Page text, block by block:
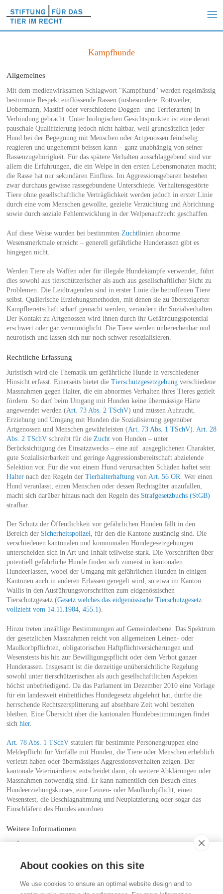
Kampfhunde
Allgemeines
Mit dem medienwirksamen Schlagwort "Kampfhund" werden regelmässig
bestimmte Respekt einflössende Rassen (insbesondere Rottweiler,
Dobermann, Mastiff oder verschiedene Doggen- und Terrierarten) in
Verbindung gebracht. Unter biologischen Gesichtspunkten ist eine derart
pauschale Qualifizierung jedoch nicht haltbar, weil grundsätzlich jeder
Hund bei der Begegnung mit Menschen oder Artgenossen feindselig
reagieren und ungehemmt beissen kann – ganz unabhängig von seiner
Rassenzugehörigkeit. Für das spätere Verhalten ausschlaggebend sind vor
allem die Erfahrungen, die ein Welpe in den ersten Lebensmonaten macht;
die Rasse hat nur sekundären Einfluss. Im Aggressionsgebaren bestehen
zwar durchaus gewisse rassegebundene Unterschiede. Verhaltensgestörte
Tiere ohne gesellschaftliche Verträglichkeit werden jedoch in erster Linie
durch eine vom Menschen gewollte, gezielte Verzüchtung und Abrichtung
sowie durch soziale Fehlentwicklung in der Welpenaufzucht geschaffen.
Auf diese Weise wurden bei bestimmten Zuchtlinien abnorme
Wesensmerkmale erreicht – generell gefährliche Hunderassen gibt es
hingegen nicht.
Werden Tiere als Waffen oder für illegale Hundekämpfe verwendet, führt
dies sowohl aus tierschützerischer als auch aus gesellschaftlicher Sicht zu
Problemen. Die Leidtragenden sind in erster Linie die betroffenen Tiere
selbst. Quälerische Erziehungsmethoden, mit denen sie zu übersteigerter
Kampfbereitschaft scharf gemacht werden, verändern ihr Sozialverhalten.
Der Kontakt zu Artgenossen wird ihnen durch ihr Gefährdungspotential
erschwert oder gar verunmöglicht. Die Tiere werden unberechenbar und
neurotisch und lassen sich nur noch schwer resozialisieren.
Rechtliche Erfassung
Juristisch wird die Thematik um gefährliche Hunde in verschiedener
Hinsicht erfasst. Einerseits bietet die Tierschutzgesetzgebungverschiedene
Massnahmen gegen Halter, die ein abnormes Verhalten ihres Tieres gezielt
fördern. So darf beim Umgang mit Hunden keine übermässige Härte
angewendet werden (Art. 73 Abs. 2 TSchV) und müssen Aufzucht,
Erziehung und Umgang mit Hunden die Sozialisierung gegenüber
Artgenossen und Menschen gewährleisten (Art. 73 Abs. 1 TSchV). Art. 28
Abs. 2 TSchVschreibt für die Zucht von Hunden – unter
Berücksichtigung des Einsatzzwecks – eine auf ausgeglichenen Charakter,
gute Sozialisierbarkeit und geringe Aggressionsbereitschaft abzielende
Selektion vor. Für die von einem Hund verursachten Schäden haftet sein
Halternach den Regeln der Tierhalterhaftungvon Art. 56 OR . Wer einen
Hund veranlasst, einen Menschen oder dessen Rechtsgüter anzufallen,
macht sich darüber hinaus nach den Regeln des Strafgesetzbuchs (StGB)
strafbar.
Der Schutz der Öffentlichkeit vor gefährlichen Hunden fällt in den
Bereich der Sicherheitspolizei , für den die Kantone zuständig sind. Die
verschiedenen kantonalen und kommunalen Hundegesetzgebungen
unterscheiden sich in Art und Inhalt teilweise stark. Die Vorschriften über
potentiell gefährliche Hunde finden sich zumeist in kantonalen
Hundeerlassen, wobei der Umgang mit gefährlichen Hunden in einigen
Kantonen auch in anderen Erlassen geregelt wird, so etwa im Kanton
Wallis in den Ausführungsvorschriften zum eidgenössischen
Tierschutzgesetz (Gesetz welches das eidgenössische Tierschutzgesetz
vollzieht vom 14.11.1984, 455.1).
Hinzu treten unzählige Bestimmungen auf Gemeindeebene. Das Spektrum
der gesetzlichen Massnahmen reicht von allgemeinen Leinen- oder
Maulkorbpflichten, obligatorischen Haftpflichtversicherungen und
Wesenstests bis hin zur Bewilligungspflicht oder dem Verbot ganzer
Hunderassen. Insgesamt ist die derzeitige unübersichtliche Regelung
sowohl unter tierschützerischen als auch gesellschaftlichen Aspekten
höchst unbefriedigend. Da das Parlament im Dezember 2010 eine Vorlage
für ein landesweit einheitliches Hundegesetz abgelehnt hat, dürfte die
herrschende Rechtszersplitterung auf absehbare Zeit wohl bestehen
bleiben. Eine Übersicht über die kantonalen Hundebestimmungen findet
sich hier.
Art. 78 Abs. 1 TSchVstatuiert für bestimmte Personengruppen eine
Meldepflicht für Vorfälle mit Hunden, die Tiere oder Menschen erheblich
verletzt haben oder übermässiges Aggressionsverhalten zeigen. Der
kantonale Veterinärdienst entscheidet dann, ob weitere Abklärungen oder
Massnahmen notwendig sind. Er kann namentlich den Besuch eines
Hundeerziehungskurses, eine Leinen- oder Maulkorbpflicht, einen
Wesenstest, die Beschlagnahmung und Neuplatzierung oder sogar das
Einschläfern des Hundes anordnen.
Weitere Informationen
Übersicht über die kantonalen Hundegesetzgebungen
Stiftung für das Tier im Recht (TIR)
About cookies on this site
We use cookies to ensure an optimal website design and to